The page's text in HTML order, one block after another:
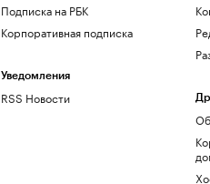
Подписка на РБК
Корпоративная подписка
Уведомления
RSS Новости